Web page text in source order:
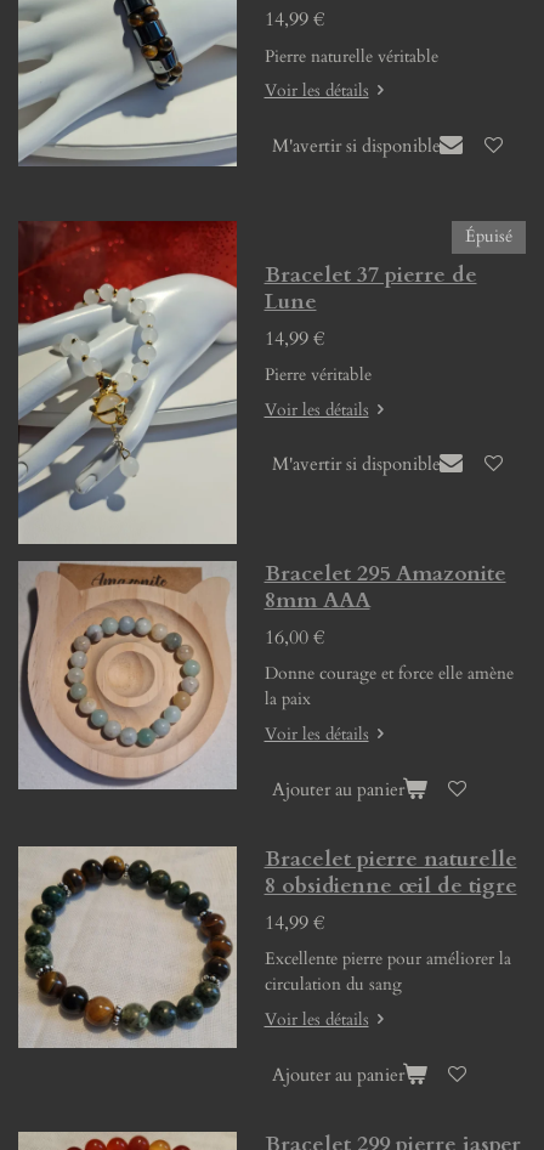
14,99 €
Pierre naturelle véritable
Voir les détails
M'avertir si disponible
Épuisé
Bracelet 37 pierre de
Lune
14,99 €
Pierre véritable
Voir les détails
M'avertir si disponible
Bracelet 295 Amazonite
8mm AAA
16,00 €
Donne courage et force elle amène
la paix
Voir les détails
Ajouter au panier
Bracelet pierre naturelle
8 obsidienne œil de tigre
14,99 €
Excellente pierre pour améliorer la
circulation du sang
Voir les détails
Ajouter au panier